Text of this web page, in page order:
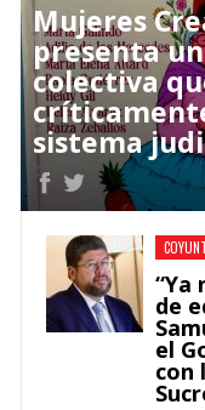
Mujeres
presenta
colectiva
sistema
“Ya
de
el
con